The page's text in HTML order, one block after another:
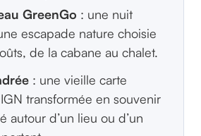
GreenGo : une nuit
escapade nature choisie
de la cabane au chalet.
: une vieille carte
transformée en souvenir
autour d’un lieu ou d’un